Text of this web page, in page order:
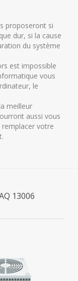
proposeront si
dur, si la cause
du système
est impossible
vous
le
meilleur
aussi vous
votre
13006